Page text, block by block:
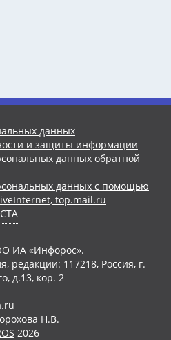
данных
и защиты информации
данных обратной
данных с помощью
top.mail.ru
ИА «Инфорос».
редакции: 117218, Россия, г.
д.13, кор. 2
Н.В.
2026